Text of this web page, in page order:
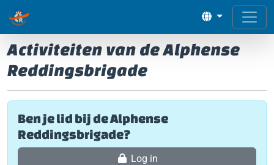
Activiteiten van de Alphense
Reddingsbrigade
Ben je lid bij de Alphense
Reddingsbrigade?
Log in